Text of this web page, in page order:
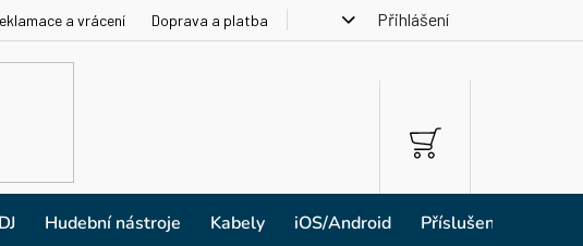
a vrácení Doprava a platba Přihlášení
NÁKUPNÍ
KOŠÍK
DJ Hudební nástroje Kabely iOS/Android Příslušenství